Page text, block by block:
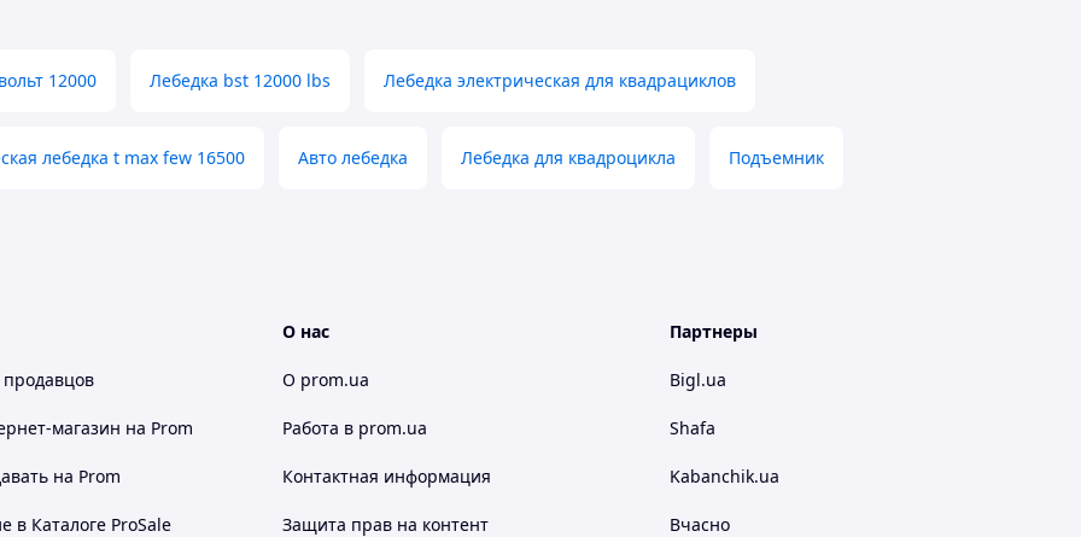
максимальное тяговое усилие до 9500 фунтов
спасательных работ.
12000 Лебедка bst 12000 lbs Лебедка электрическая для квадрациклов
лебедка t max few 16500 Авто лебедка Лебедка для квадроцикла Подъемник
магазин на Prom
на Prom
в Каталоге ProSale
О нас
О prom.ua
Работа в prom.ua
Контактная информация
Защита прав на контент
Партнеры
Bigl.ua
Shafa
Kabanchik.ua
Вчасно